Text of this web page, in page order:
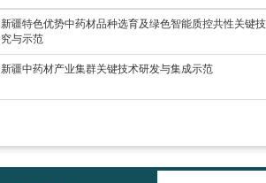
新疆特色优势中药材品种选育及绿色智能质控共性关键
究与示范
新疆中药材产业集群关键技术研发与集成示范